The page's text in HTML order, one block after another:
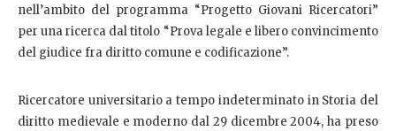
nell’ambito del programma “Progetto Giovani Ricercatori”
per una ricerca dal titolo “Prova legale e libero convincimento
del giudice fra diritto comune e codificazione”.
Ricercatore universitario a tempo indeterminato in Storia del
diritto medievale e moderno dal 29 dicembre 2004, ha preso